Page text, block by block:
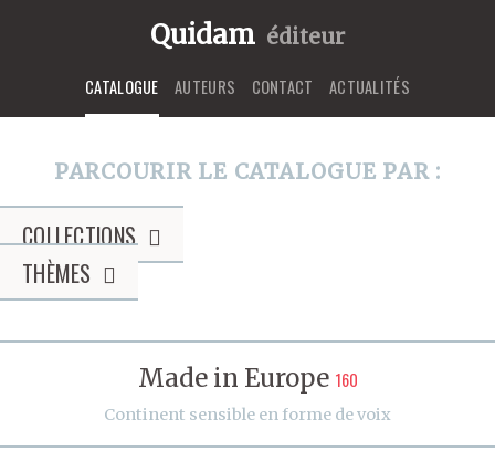
Quidam éditeur
CATALOGUE AUTEURS CONTACT ACTUALITÉS
PARCOURIR LE CATALOGUE PAR :
COLLECTIONS
THÈMES
Made in Europe 160
Continent sensible en forme de voix